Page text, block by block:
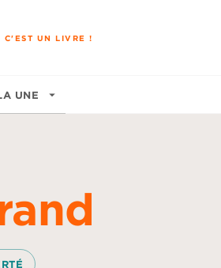
C'EST UN LIVRE !
UNE arrow_drop_down